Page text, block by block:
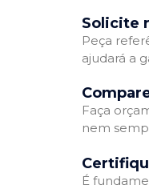
Solicite
Peça
ajudará a
Faça
nem
É